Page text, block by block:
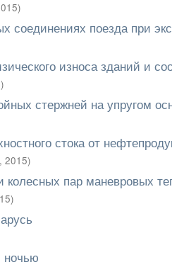
)
соединениях поезда при
износа зданий и
)
стержней на упругом
стока от
, 2015)
колесных пар маневровых
)
ночью